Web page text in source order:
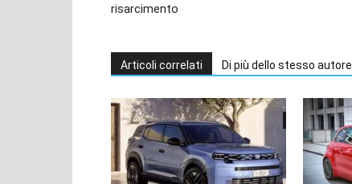
risarcimento
Articoli correlati Di più dello stesso autore